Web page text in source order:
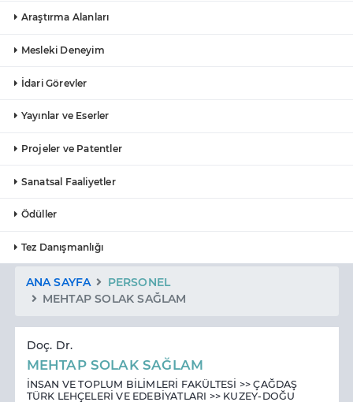
Araştırma Alanları
Mesleki Deneyim
İdari Görevler
Yayınlar ve Eserler
Projeler ve Patentler
Sanatsal Faaliyetler
Ödüller
Tez Danışmanlığı
ANA SAYFA
PERSONEL
MEHTAP SOLAK SAĞLAM
Doç. Dr.
MEHTAP SOLAK SAĞLAM
İNSAN VE TOPLUM BİLİMLERİ FAKÜLTESİ >> ÇAĞDAŞ
TÜRK LEHÇELERİ VE EDEBİYATLARI >> KUZEY-DOĞU